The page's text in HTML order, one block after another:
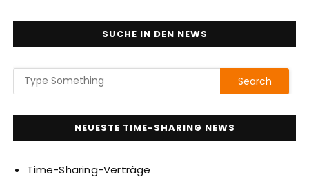
SUCHE IN DEN NEWS
NEUESTE TIME-SHARING NEWS
Time-Sharing-Verträge